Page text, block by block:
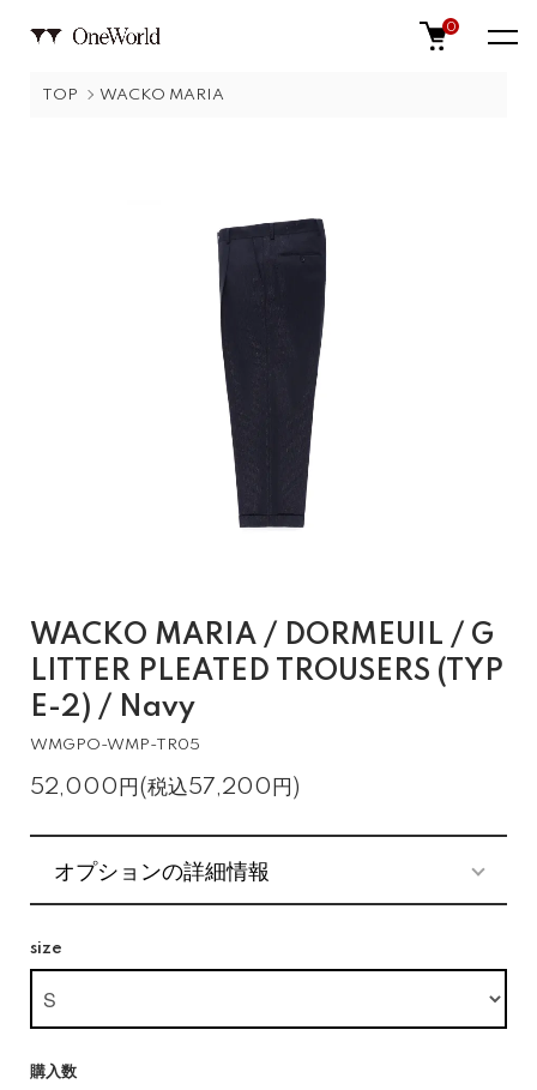
0
TOP WACKO MARIA
WACKO MARIA / DORMEUIL / G
LITTER PLEATED TROUSERS (TYP
E-2) / Navy
WMGPO-WMP-TR05
52,000円(税込57,200円)
オプションの詳細情報
size
購入数